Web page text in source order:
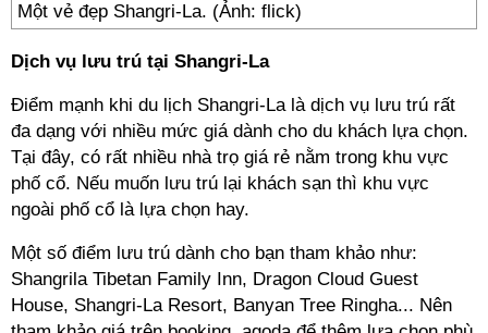
Một vẻ đẹp Shangri-La. (Ảnh: flick)
Dịch vụ lưu trú tại Shangri-La
Điểm mạnh khi du lịch Shangri-La là dịch vụ lưu trú rất
đa dạng với nhiều mức giá dành cho du khách lựa chọn.
Tại đây, có rất nhiều nhà trọ giá rẻ nằm trong khu vực
phố cổ. Nếu muốn lưu trú lại khách sạn thì khu vực
ngoài phố cổ là lựa chọn hay.
Một số điểm lưu trú dành cho bạn tham khảo như:
Shangrila Tibetan Family Inn, Dragon Cloud Guest
House, Shangri-La Resort, Banyan Tree Ringha... Nên